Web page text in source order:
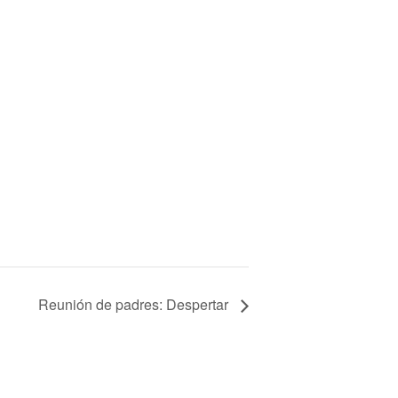
Reunión de padres: Despertar